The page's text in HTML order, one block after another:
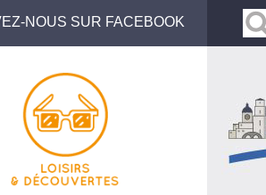
NOUS SUR FACEBOOK